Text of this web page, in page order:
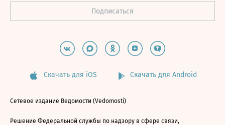
Скачать для iOS Скачать для Android
Сетевое издание Ведомости (Vedomosti)
Решение Федеральной службы по надзору в сфере связи,